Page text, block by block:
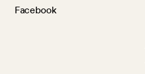
Facebook